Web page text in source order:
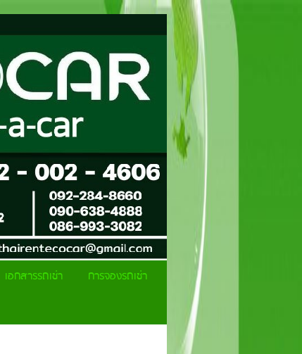
เอกสารรถเช่า
การจองรถเช่า